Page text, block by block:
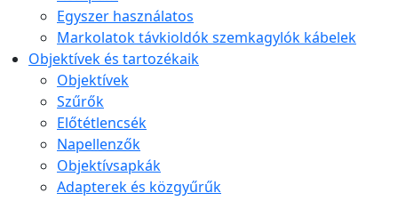
Egyszer használatos
Markolatok távkioldók szemkagylók kábelek
Objektívek és tartozékaik
Objektívek
Szűrők
Előtétlencsék
Napellenzők
Objektívsapkák
Adapterek és közgyűrűk